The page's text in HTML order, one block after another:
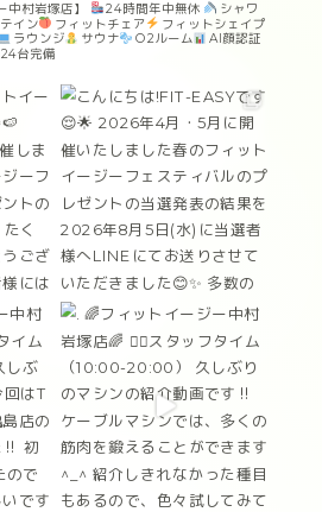
中村岩塚店】 24時間年中無休 シャワ
イン フィットチェア フィットシェイプ
ラウンジ サウナ O2ルーム
AI顔認証
台完備